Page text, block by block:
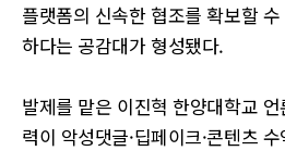
플랫폼의 신속한 협조를 확보할
하다는 공감대가 형성됐다.
발제를 맡은 이진혁 한양대학교
력이 악성댓글·딥페이크·콘텐츠 수